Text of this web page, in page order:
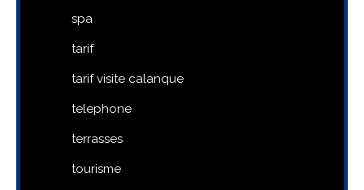
spa
tarif
tarif visite calanque
telephone
terrasses
tourisme